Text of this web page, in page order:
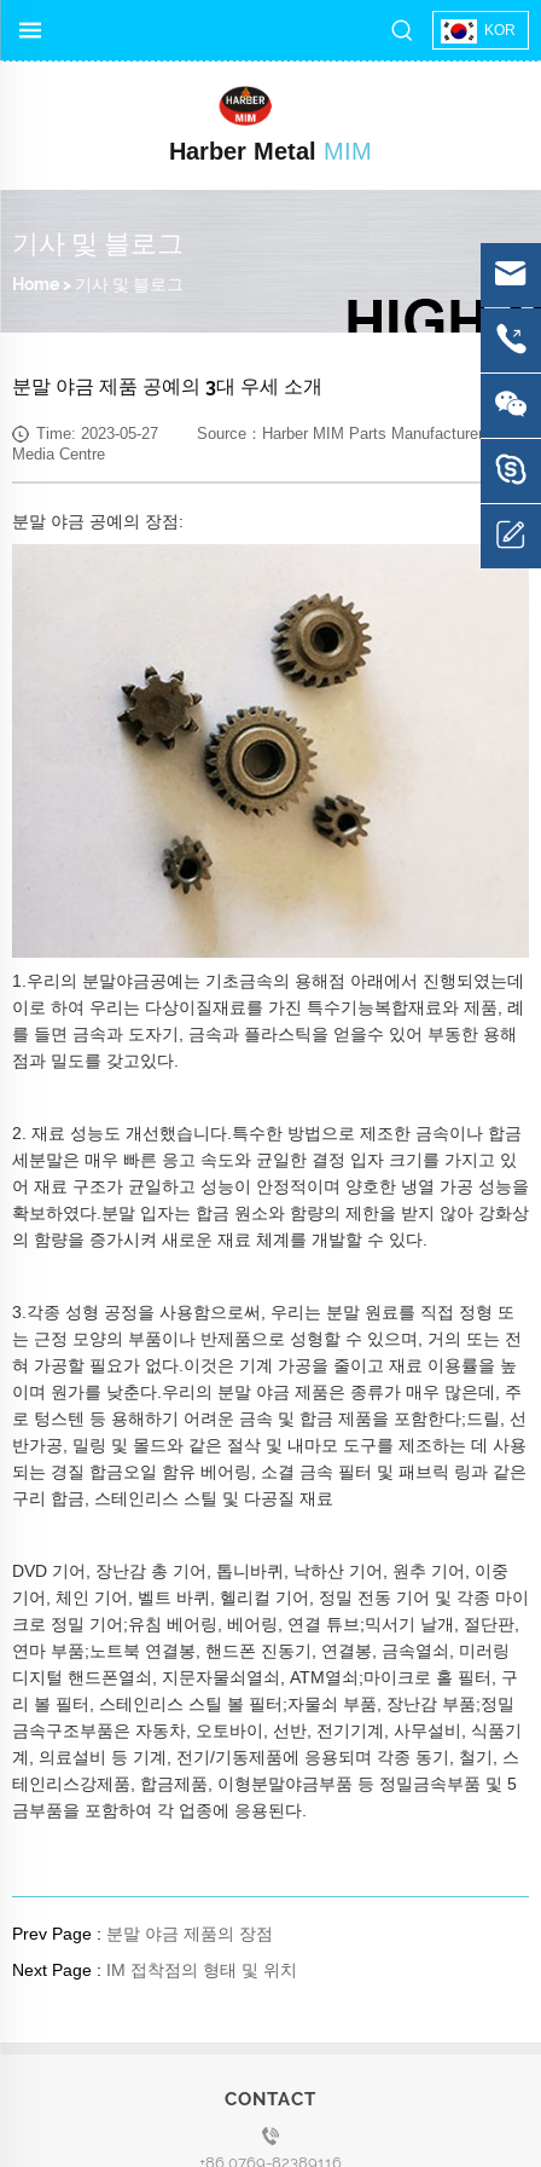
KOR
Harber Metal MIM
기사 및 블로그
Home > 기사 및 블로그
분말 야금 제품 공예의 3대 우세 소개
Time: 2023-05-27 Source：Harber MIM Parts Manufacturer
Media Centre
분말 야금 공예의 장점:
1.우리의 분말야금공예는 기초금속의 용해점 아래에서 진행되였는데
이로 하여 우리는 다상이질재료를 가진 특수기능복합재료와 제품, 례
를 들면 금속과 도자기, 금속과 플라스틱을 얻을수 있어 부동한 용해
점과 밀도를 갖고있다.
2. 재료 성능도 개선했습니다.특수한 방법으로 제조한 금속이나 합금
세분말은 매우 빠른 응고 속도와 균일한 결정 입자 크기를 가지고 있
어 재료 구조가 균일하고 성능이 안정적이며 양호한 냉열 가공 성능을
확보하였다.분말 입자는 합금 원소와 함량의 제한을 받지 않아 강화상
의 함량을 증가시켜 새로운 재료 체계를 개발할 수 있다.
3.각종 성형 공정을 사용함으로써, 우리는 분말 원료를 직접 정형 또
는 근정 모양의 부품이나 반제품으로 성형할 수 있으며, 거의 또는 전
혀 가공할 필요가 없다.이것은 기계 가공을 줄이고 재료 이용률을 높
이며 원가를 낮춘다.우리의 분말 야금 제품은 종류가 매우 많은데, 주
로 텅스텐 등 용해하기 어려운 금속 및 합금 제품을 포함한다;드릴, 선
반가공, 밀링 및 몰드와 같은 절삭 및 내마모 도구를 제조하는 데 사용
되는 경질 합금오일 함유 베어링, 소결 금속 필터 및 패브릭 링과 같은
구리 합금, 스테인리스 스틸 및 다공질 재료
DVD 기어, 장난감 총 기어, 톱니바퀴, 낙하산 기어, 원추 기어, 이중
기어, 체인 기어, 벨트 바퀴, 헬리컬 기어, 정밀 전동 기어 및 각종 마이
크로 정밀 기어;유침 베어링, 베어링, 연결 튜브;믹서기 날개, 절단판,
연마 부품;노트북 연결봉, 핸드폰 진동기, 연결봉, 금속열쇠, 미러링
디지털 핸드폰열쇠, 지문자물쇠열쇠, ATM열쇠;마이크로 홀 필터, 구
리 볼 필터, 스테인리스 스틸 볼 필터;자물쇠 부품, 장난감 부품;정밀
금속구조부품은 자동차, 오토바이, 선반, 전기기계, 사무설비, 식품기
계, 의료설비 등 기계, 전기/기동제품에 응용되며 각종 동기, 철기, 스
테인리스강제품, 합금제품, 이형분말야금부품 등 정밀금속부품 및 5
금부품을 포함하여 각 업종에 응용된다.
Prev Page : 분말 야금 제품의 장점
Next Page : IM 접착점의 형태 및 위치
CONTACT
+86 0769-82389116